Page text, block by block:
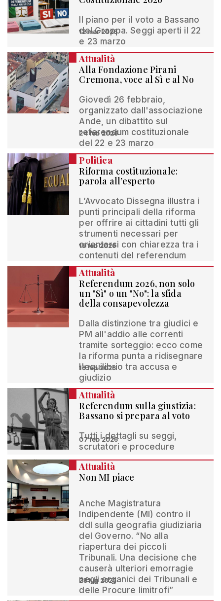
Il piano per il voto a Bassano
del Grappa. Seggi aperti il 22
e 23 marzo
12 mar 2026
Attualità
Alla Fondazione Pirani
Cremona, voce al Sì e al No
Giovedì 26 febbraio,
organizzato dall'associazione
Ande, un dibattito sul
referendum costituzionale
del 22 e 23 marzo
24 feb 2026
Politica
Riforma costituzionale:
parola all’esperto
L’Avvocato Dissegna illustra i
punti principali della riforma
per offrire ai cittadini tutti gli
strumenti necessari per
orientarsi con chiarezza tra i
contenuti del referendum
19 feb 2026
Attualità
Referendum 2026, non solo
un "Sì" o un "No": la sfida
della consapevolezza
Dalla distinzione tra giudici e
PM all'addio alle correnti
tramite sorteggio: ecco come
la riforma punta a ridisegnare
l'equilibrio tra accusa e
giudizio
16 feb 2026
Attualità
Referendum sulla giustizia:
Bassano si prepara al voto
Tutti i dettagli su seggi,
scrutatori e procedure
07 feb 2026
Attualità
Non MI piace
Anche Magistratura
Indipendente (MI) contro il
ddl sulla geografia giudiziaria
del Governo. “No alla
riapertura dei piccoli
Tribunali. Una decisione che
causerà ulteriori emorragie
negli organici dei Tribunali e
delle Procure limitrofi”
28 lug 2025